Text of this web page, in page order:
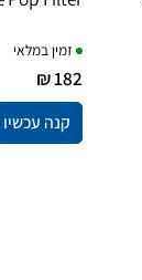
זמין במלאי
182 ₪
קנה עכשיו